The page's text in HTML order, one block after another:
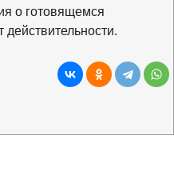
о готовящемся
действительности.